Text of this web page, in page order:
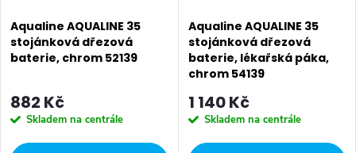
Aqualine AQUALINE 35
stojánková dřezová
baterie, chrom 52139
882 Kč
Skladem na centrále
Aqualine AQUALINE 35
stojánková dřezová
baterie, lékařská páka,
chrom 54139
1 140 Kč
Skladem na centrále